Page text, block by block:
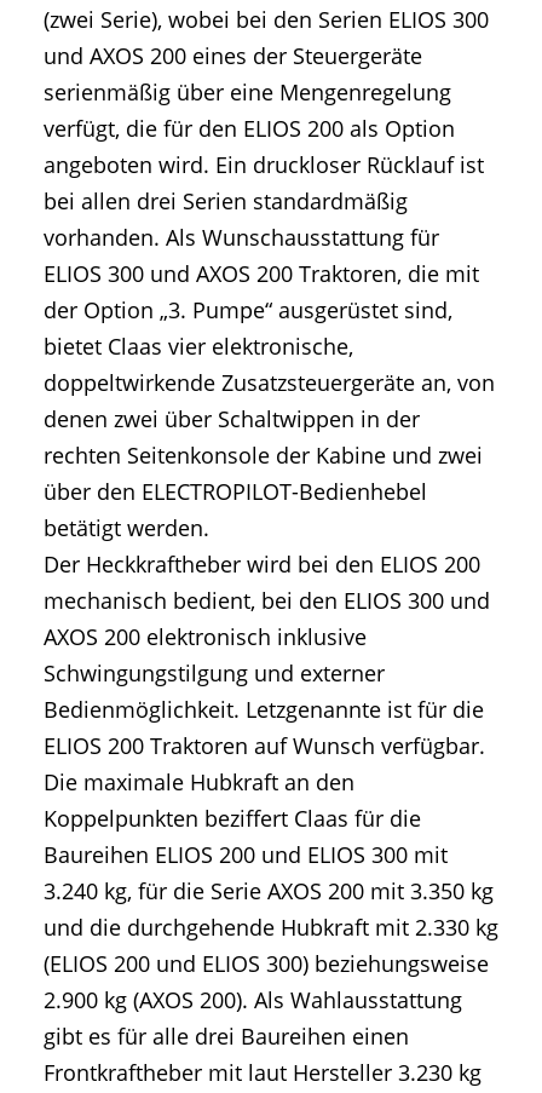
(zwei Serie), wobei bei den Serien ELIOS 300
und AXOS 200 eines der Steuergeräte
serienmäßig über eine Mengenregelung
verfügt, die für den ELIOS 200 als Option
angeboten wird. Ein druckloser Rücklauf ist
bei allen drei Serien standardmäßig
vorhanden. Als Wunschausstattung für
ELIOS 300 und AXOS 200 Traktoren, die mit
der Option „3. Pumpe“ ausgerüstet sind,
bietet Claas vier elektronische,
doppeltwirkende Zusatzsteuergeräte an, von
denen zwei über Schaltwippen in der
rechten Seitenkonsole der Kabine und zwei
über den ELECTROPILOT-Bedienhebel
betätigt werden.
Der Heckkraftheber wird bei den ELIOS 200
mechanisch bedient, bei den ELIOS 300 und
AXOS 200 elektronisch inklusive
Schwingungstilgung und externer
Bedienmöglichkeit. Letzgenannte ist für die
ELIOS 200 Traktoren auf Wunsch verfügbar.
Die maximale Hubkraft an den
Koppelpunkten beziffert Claas für die
Baureihen ELIOS 200 und ELIOS 300 mit
3.240 kg, für die Serie AXOS 200 mit 3.350 kg
und die durchgehende Hubkraft mit 2.330 kg
(ELIOS 200 und ELIOS 300) beziehungsweise
2.900 kg (AXOS 200). Als Wahlausstattung
gibt es für alle drei Baureihen einen
Frontkraftheber mit laut Hersteller 3.230 kg